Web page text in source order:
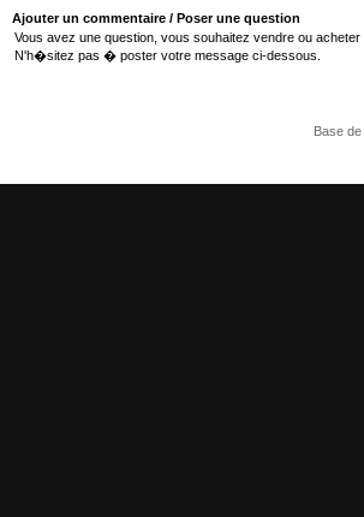
Ajouter un commentaire / Poser une question
Vous avez une question, vous souhaitez vendre ou
N'h�sitez pas � poster votre message ci-dessous.
Base